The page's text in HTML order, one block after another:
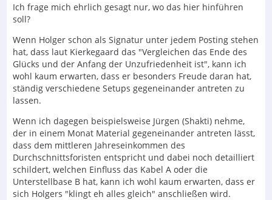
Ich frage mich ehrlich gesagt nur, wo das hier hinführen
soll?
Wenn Holger schon als Signatur unter jedem Posting stehen
hat, dass laut Kierkegaard das "Vergleichen das Ende des
Glücks und der Anfang der Unzufriedenheit ist", kann ich
wohl kaum erwarten, dass er besonders Freude daran hat,
ständig verschiedene Setups gegeneinander antreten zu
lassen.
Wenn ich dagegen beispielsweise Jürgen (Shakti) nehme,
der in einem Monat Material gegeneinander antreten lässt,
dass dem mittleren Jahreseinkommen des
Durchschnittsforisten entspricht und dabei noch detailliert
schildert, welchen Einfluss das Kabel A oder die
Unterstellbase B hat, kann ich wohl kaum erwarten, dass er
sich Holgers "klingt eh alles gleich" anschließen wird.